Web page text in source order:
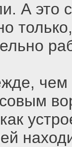
А это
чем